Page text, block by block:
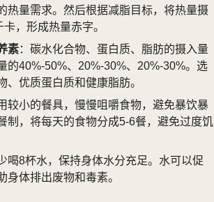
热量需求。然后根据减脂目标，将热量摄
，形成热量赤字。
素：碳水化合物、蛋白质、脂肪的摄入量
的40%-50%、20%-30%、20%-30%。选
、优质蛋白质和健康脂肪。
较小的餐具，慢慢咀嚼食物，避免暴饮暴
制，将每天的食物分成5-6餐，避免过度饥
喝8杯水，保持身体水分充足。水可以促
身体排出废物和毒素。